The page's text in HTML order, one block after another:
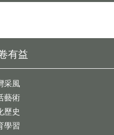
有益
采風
藝術
歷史
學習